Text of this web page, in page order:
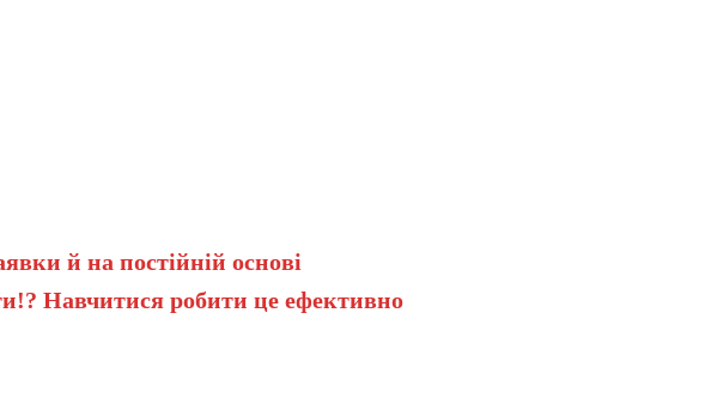
й на постійній основі
Навчитися робити це ефективно